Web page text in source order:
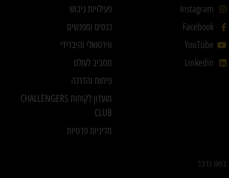
Instagram
Facebook
YouTube
Linkedin
פעילויות גיבוש
כנסים ומפגשים
ווירטואלי והיברידי
מסביב לעולם
פיתוח והדרכה
מועדון לקוחות CHALLENGERS
CLUB
מדיניות פרטיות